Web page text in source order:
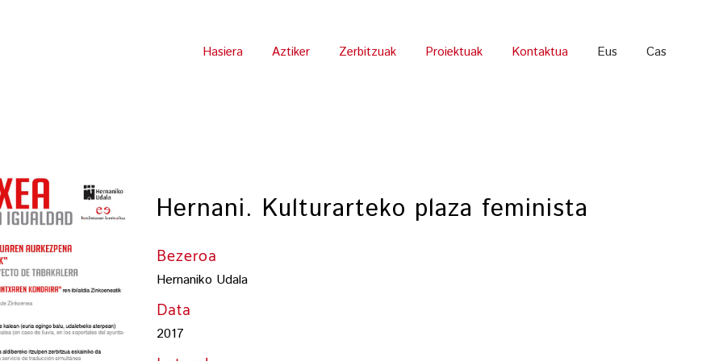
Hasiera Aztiker Zerbitzuak Proiektuak Kontaktua Eus Cas
Hernani. Kulturarteko plaza feminista
Bezeroa
Hernaniko Udala
Data
2017